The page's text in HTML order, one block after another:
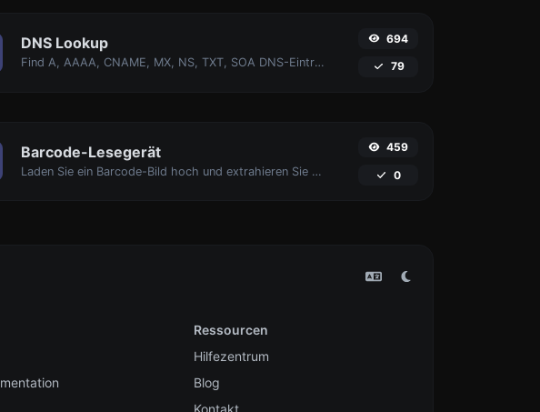
DNS Lookup
Find A, AAAA, CNAME, MX, NS, TXT, SOA DNS-Einträge eines Hosts.
694
79
Barcode-Lesegerät
Laden Sie ein Barcode-Bild hoch und extrahieren Sie die Daten daraus.
459
0
Ressourcen
Hilfezentrum
Blog